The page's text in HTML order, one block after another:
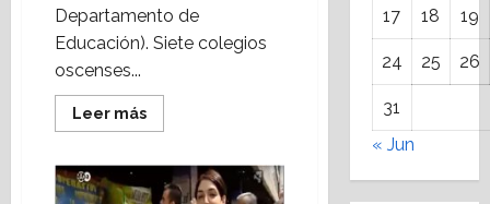
Departamento de
Educación). Siete colegios
oscenses...
Leer másLeer
más
“Aprendiendo
a
17 18 19
24 25 26
31
« Jun